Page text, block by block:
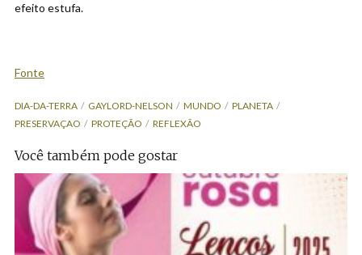
efeito estufa.
Fonte
DIA-DA-TERRA GAYLORD-NELSON MUNDO
PLANETA
PRESERVAÇAO
PROTEÇÃO REFLEXÃO
Você também pode gostar